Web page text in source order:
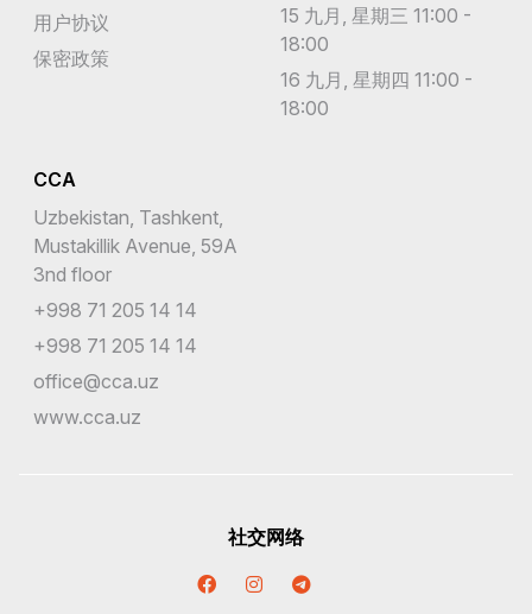
用户协议
保密政策
15 九月, 星期三 11:00 -
18:00
16 九月, 星期四 11:00 -
18:00
CCA
Uzbekistan, Tashkent,
Mustakillik Avenue, 59A
3nd floor
+998 71 205 14 14
+998 71 205 14 14
office@cca.uz
www.cca.uz
社交网络